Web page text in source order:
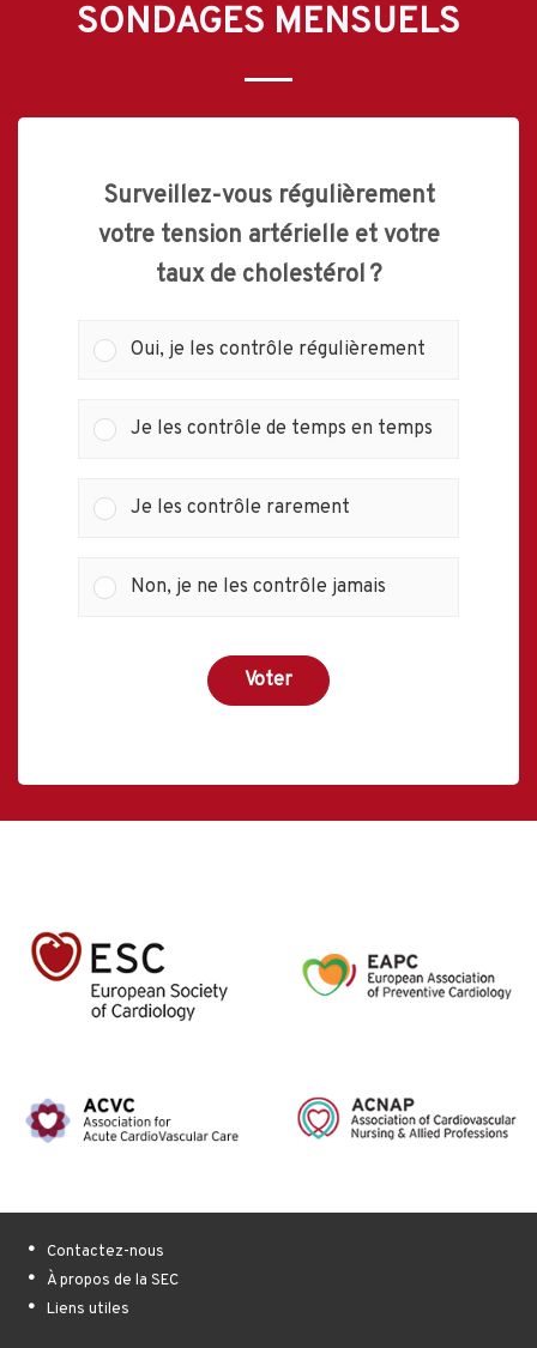
SONDAGES MENSUELS
Surveillez-vous régulièrement
votre tension artérielle et votre
taux de cholestérol ?
Oui, je les contrôle régulièrement
Je les contrôle de temps en temps
Je les contrôle rarement
Non, je ne les contrôle jamais
Voter
Contactez-nous
À propos de la SEC
Liens utiles